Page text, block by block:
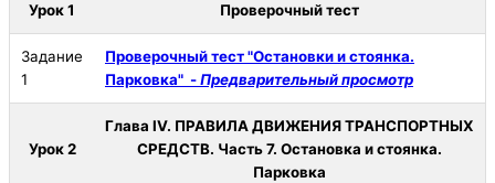
Урок 1 Проверочный тест
Задание
1
Проверочный тест "Остановки и стоянка.
Парковка" -Предварительный просмотр
Урок 2
Глава IV. ПРАВИЛА ДВИЖЕНИЯ ТРАНСПОРТНЫХ
СРЕДСТВ. Часть 7. Остановка и стоянка.
Парковка